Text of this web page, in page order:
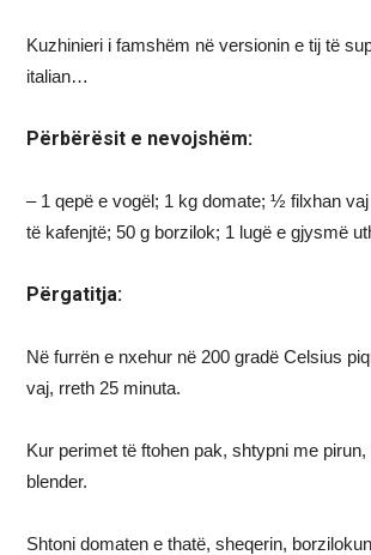
Kuzhinieri i famshëm në versionin e tij të
italian…
Përbërësit e nevojshëm:
– 1 qepë e vogël; 1 kg domate; ½ filxhan
të kafenjtë; 50 g borzilok; 1 lugë e gjysmë
Përgatitja:
Në furrën e nxehur në 200 gradë Celsius
vaj, rreth 25 minuta.
Kur perimet të ftohen pak, shtypni me
blender.
Shtoni domaten e thatë, sheqerin,